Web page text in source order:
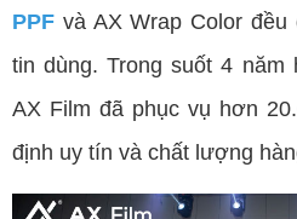
PPF và AX Wrap Color
tin dùng. Trong suốt 4 năm
AX Film đã phục vụ hơn
định uy tín và chất lượng